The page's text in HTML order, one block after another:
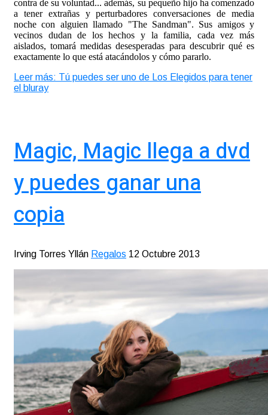
contra de su voluntad... además, su pequeño hijo ha comenzado
a tener extrañas y perturbadores conversaciones de media
noche con alguien llamado "The Sandman". Sus amigos y
vecinos dudan de los hechos y la familia, cada vez más
aislados, tomará medidas desesperadas para descubrir qué es
exactamente lo que está atacándolos y cómo pararlo.
Leer más: Tú puedes ser uno de Los Elegidos para tener
el bluray
Magic, Magic llega a dvd
y puedes ganar una
copia
Irving Torres Yllán Regalos 12 Octubre 2013